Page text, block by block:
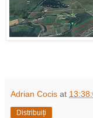
Adrian Cocis at
Distribuiți